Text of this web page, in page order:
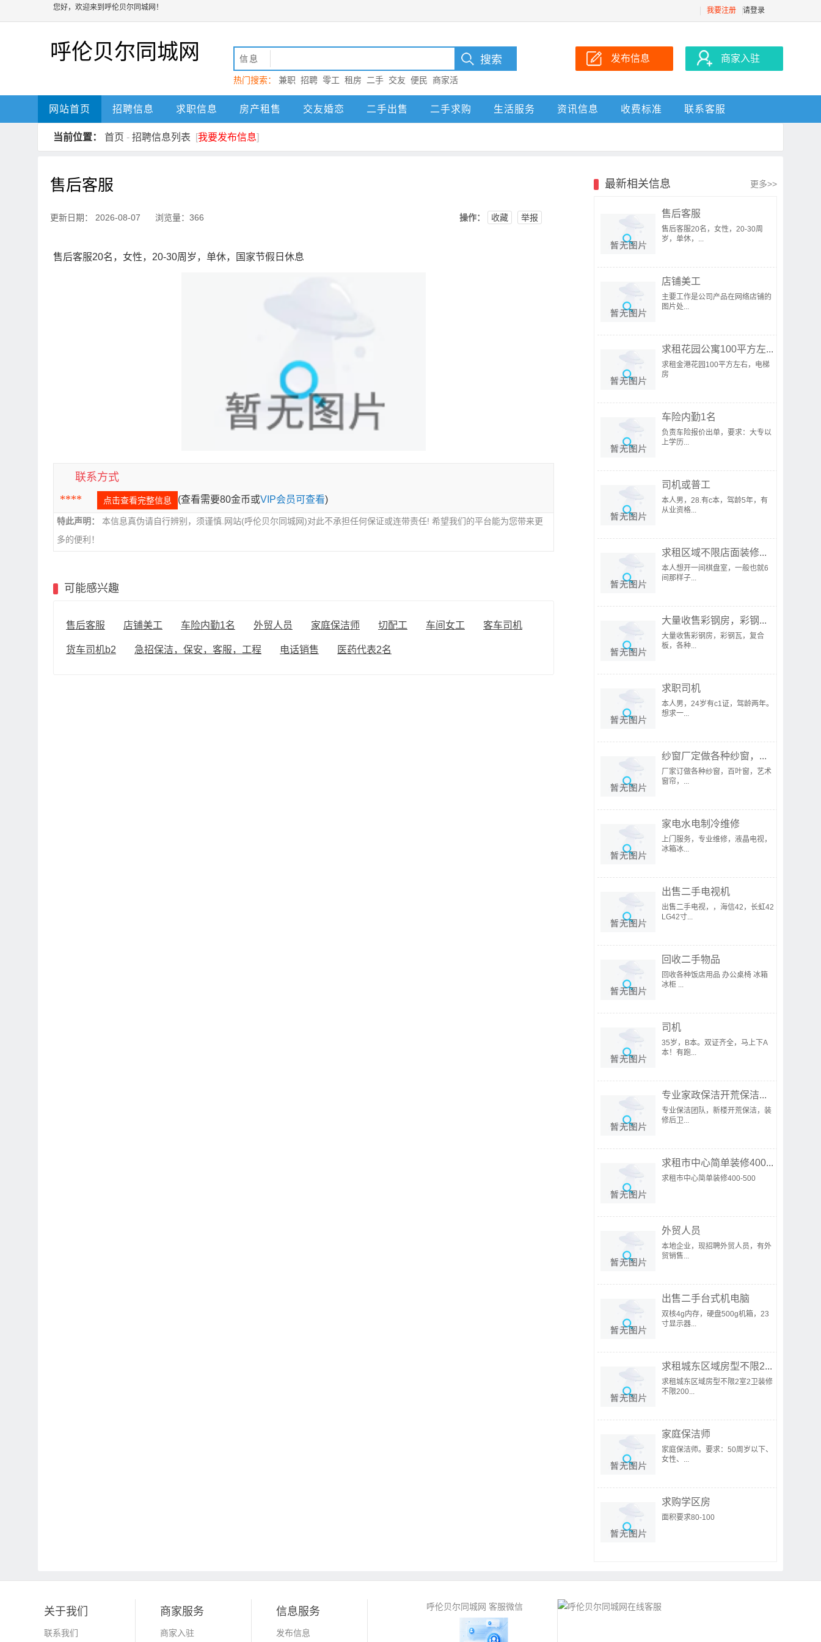
您好，欢迎来到呼伦贝尔同城网！ 我要注册 请登录
呼伦贝尔同城网 信息
热门搜索： 兼职 招聘 零工 租房 二手 交友 便民
商家活
动 呼伦贝尔
发布信息 商家入驻
网站首页 招聘信息 求职信息 房产租售 交友婚恋 二手出售 二手求购 生活服务 资讯信息 收费标准 联系客服
当前位置： 首页 - 招聘信息列表 [我要发布信息]
售后客服
更新日期： 2026-08-07 浏览量：366 操作： 收藏 举报
售后客服20名，女性，20-30周岁，单休，国家节假日休息
联系方式
****
点击查看完整信息 (查看需要80金币或VIP会员可查看)
特此声明：
本信息真伪请自行辨别，须谨慎.网站(呼伦贝尔同城网)对此不承担任何保证或连带责任! 希望我们的平台能为您带来更
多的便利！
可能感兴趣
售后客服 店铺美工 车险内勤1名 外贸人员 家庭保洁师 切配工 车间女工 客车司机
货车司机b2 急招保洁，保安，客服，工程 电话销售 医药代表2名
最新相关信息 更多>>
售后客服
售后客服20名，女性，20-30周
岁，单休，...
店铺美工
主要工作是公司产品在网络店铺的
图片处...
求租花园公寓100平方左...
求租金港花园100平方左右，电梯
房
车险内勤1名
负责车险报价出单，要求：大专以
上学历...
司机或普工
本人男，28.有c本，驾龄5年，有
从业资格...
求租区域不限店面装修...
本人想开一间棋盘室，一般也就6
间那样子...
大量收售彩钢房，彩钢...
大量收售彩钢房，彩钢瓦，复合
板，各种...
求职司机
本人男，24岁有c1证，驾龄两年。
想求一...
纱窗厂定做各种纱窗，...
厂家订做各种纱窗，百叶窗，艺术
窗帘，...
家电水电制冷维修
上门服务，专业维修，液晶电视，
冰箱冰...
出售二手电视机
出售二手电视，，海信42，长虹42
LG42寸...
回收二手物品
回收各种饭店用品 办公桌椅 冰箱
冰柜 ...
司机
35岁，B本。双证齐全，马上下A
本！有跑...
专业家政保洁开荒保洁...
专业保洁团队，新楼开荒保洁，装
修后卫...
求租市中心简单装修400...
求租市中心简单装修400-500
外贸人员
本地企业，现招聘外贸人员，有外
贸销售...
出售二手台式机电脑
双核4g内存，硬盘500g机箱，23
寸显示器...
求租城东区域房型不限2...
求租城东区域房型不限2室2卫装修
不限200...
家庭保洁师
家庭保洁师。要求：50周岁以下、
女性、...
求购学区房
面积要求80-100
关于我们
联系我们
商家服务
商家入驻
信息服务
发布信息
呼伦贝尔同城网 客服微信